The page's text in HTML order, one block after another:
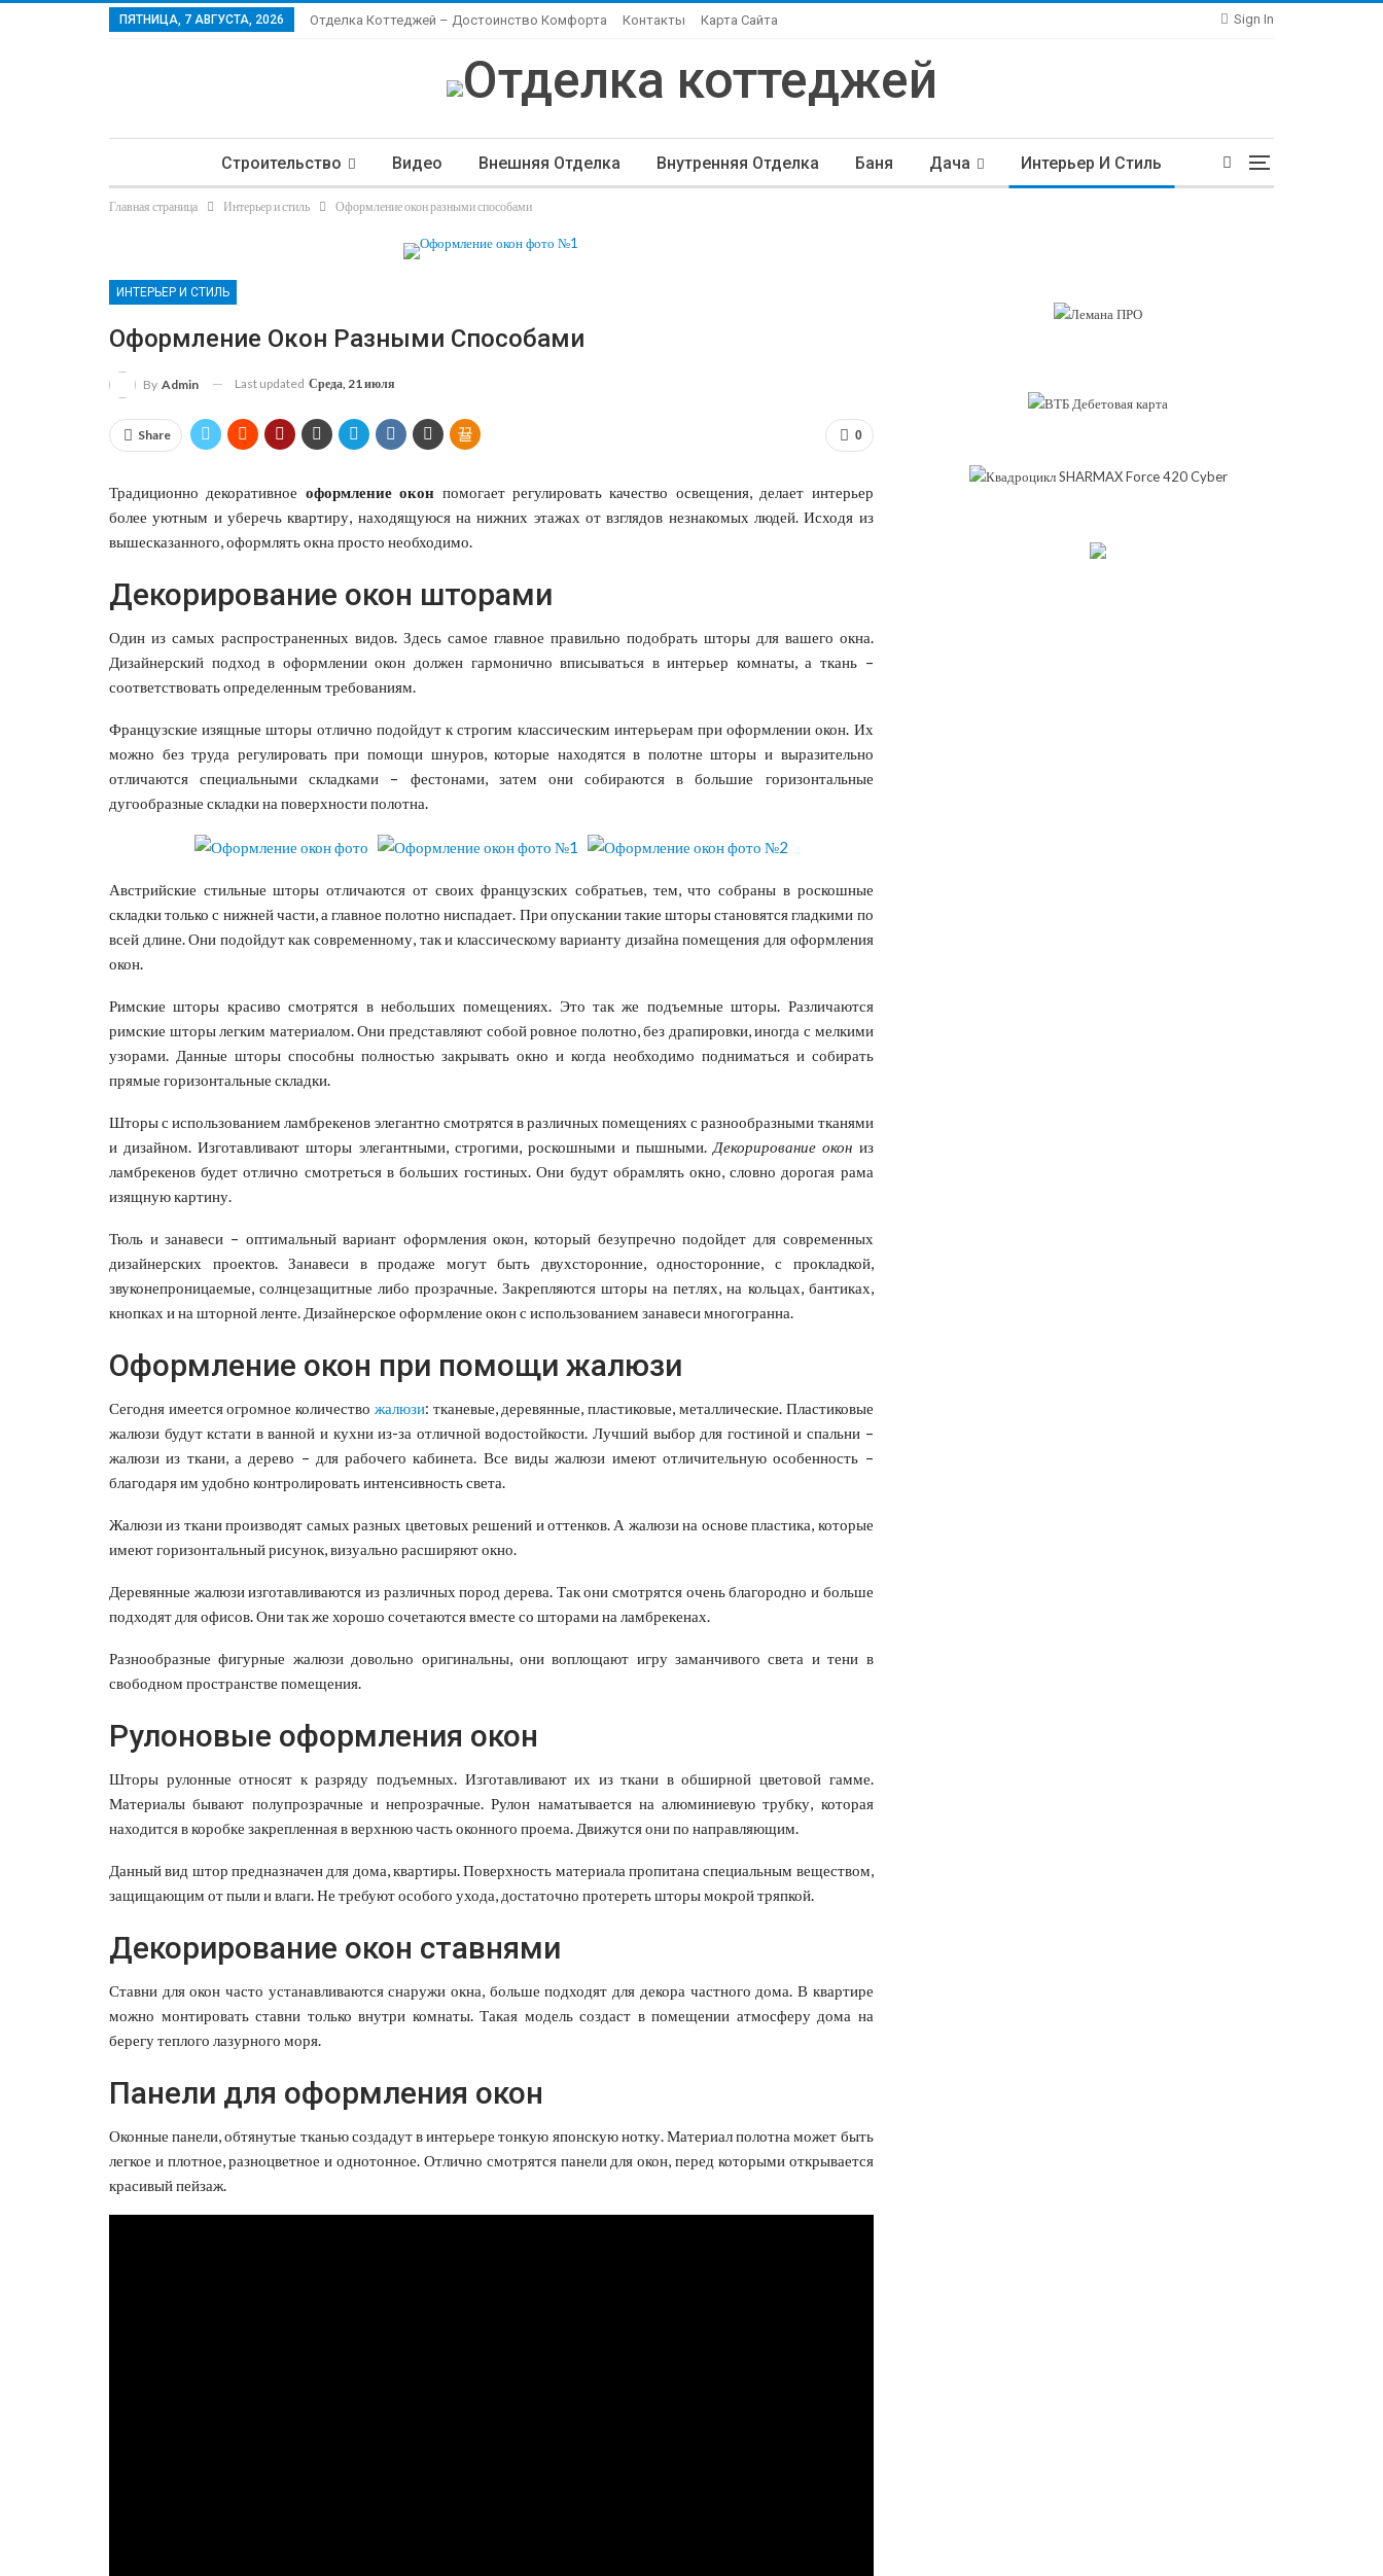
Sign In
ПЯТНИЦА, 7 АВГУСТА, 2026 Отделка Коттеджей – Достоинство Комфорта Контакты Карта Сайта
Строительство Видео Внешняя Отделка Внутренняя Отделка Баня Дача Интерьер И Стиль
Ландшафтный Дизайн
Главная страница Интерьер и стиль Оформление окон разными способами
ИНТЕРЬЕР И СТИЛЬ
Оформление Окон Разными Способами
By Admin Last updated Среда, 21 июля
0
Share
Традиционно декоративное оформление окон помогает регулировать качество освещения, делает интерьер
более уютным и уберечь квартиру, находящуюся на нижних этажах от взглядов незнакомых людей. Исходя из
вышесказанного, оформлять окна просто необходимо.
Декорирование окон шторами
Один из самых распространенных видов. Здесь самое главное правильно подобрать шторы для вашего окна.
Дизайнерский подход в оформлении окон должен гармонично вписываться в интерьер комнаты, а ткань –
соответствовать определенным требованиям.
Французские изящные шторы отлично подойдут к строгим классическим интерьерам при оформлении окон. Их
можно без труда регулировать при помощи шнуров, которые находятся в полотне шторы и выразительно
отличаются специальными складками – фестонами, затем они собираются в большие горизонтальные
дугообразные складки на поверхности полотна.
Австрийские стильные шторы отличаются от своих французских собратьев, тем, что собраны в роскошные
складки только с нижней части, а главное полотно ниспадает. При опускании такие шторы становятся гладкими по
всей длине. Они подойдут как современному, так и классическому варианту дизайна помещения для оформления
окон.
Римские шторы красиво смотрятся в небольших помещениях. Это так же подъемные шторы. Различаются
римские шторы легким материалом. Они представляют собой ровное полотно, без драпировки, иногда с мелкими
узорами. Данные шторы способны полностью закрывать окно и когда необходимо подниматься и собирать
прямые горизонтальные складки.
Шторы с использованием ламбрекенов элегантно смотрятся в различных помещениях с разнообразными тканями
и дизайном. Изготавливают шторы элегантными, строгими, роскошными и пышными. Декорирование окон из
ламбрекенов будет отлично смотреться в больших гостиных. Они будут обрамлять окно, словно дорогая рама
изящную картину.
Тюль и занавеси – оптимальный вариант оформления окон, который безупречно подойдет для современных
дизайнерских проектов. Занавеси в продаже могут быть двухсторонние, односторонние, с прокладкой,
звуконепроницаемые, солнцезащитные либо прозрачные. Закрепляются шторы на петлях, на кольцах, бантиках,
кнопках и на шторной ленте. Дизайнерское оформление окон с использованием занавеси многогранна.
Оформление окон при помощи жалюзи
Сегодня имеется огромное количество жалюзи: тканевые, деревянные, пластиковые, металлические. Пластиковые
жалюзи будут кстати в ванной и кухни из-за отличной водостойкости. Лучший выбор для гостиной и спальни –
жалюзи из ткани, а дерево – для рабочего кабинета. Все виды жалюзи имеют отличительную особенность –
благодаря им удобно контролировать интенсивность света.
Жалюзи из ткани производят самых разных цветовых решений и оттенков. А жалюзи на основе пластика, которые
имеют горизонтальный рисунок, визуально расширяют окно.
Деревянные жалюзи изготавливаются из различных пород дерева. Так они смотрятся очень благородно и больше
подходят для офисов. Они так же хорошо сочетаются вместе со шторами на ламбрекенах.
Разнообразные фигурные жалюзи довольно оригинальны, они воплощают игру заманчивого света и тени в
свободном пространстве помещения.
Рулоновые оформления окон
Шторы рулонные относят к разряду подъемных. Изготавливают их из ткани в обширной цветовой гамме.
Материалы бывают полупрозрачные и непрозрачные. Рулон наматывается на алюминиевую трубку, которая
находится в коробке закрепленная в верхнюю часть оконного проема. Движутся они по направляющим.
Данный вид штор предназначен для дома, квартиры. Поверхность материала пропитана специальным веществом,
защищающим от пыли и влаги. Не требуют особого ухода, достаточно протереть шторы мокрой тряпкой.
Декорирование окон ставнями
Ставни для окон часто устанавливаются снаружи окна, больше подходят для декора частного дома. В квартире
можно монтировать ставни только внутри комнаты. Такая модель создаст в помещении атмосферу дома на
берегу теплого лазурного моря.
Панели для оформления окон
Оконные панели, обтянутые тканью создадут в интерьере тонкую японскую нотку. Материал полотна может быть
легкое и плотное, разноцветное и однотонное. Отлично смотрятся панели для окон, перед которыми открывается
красивый пейзаж.